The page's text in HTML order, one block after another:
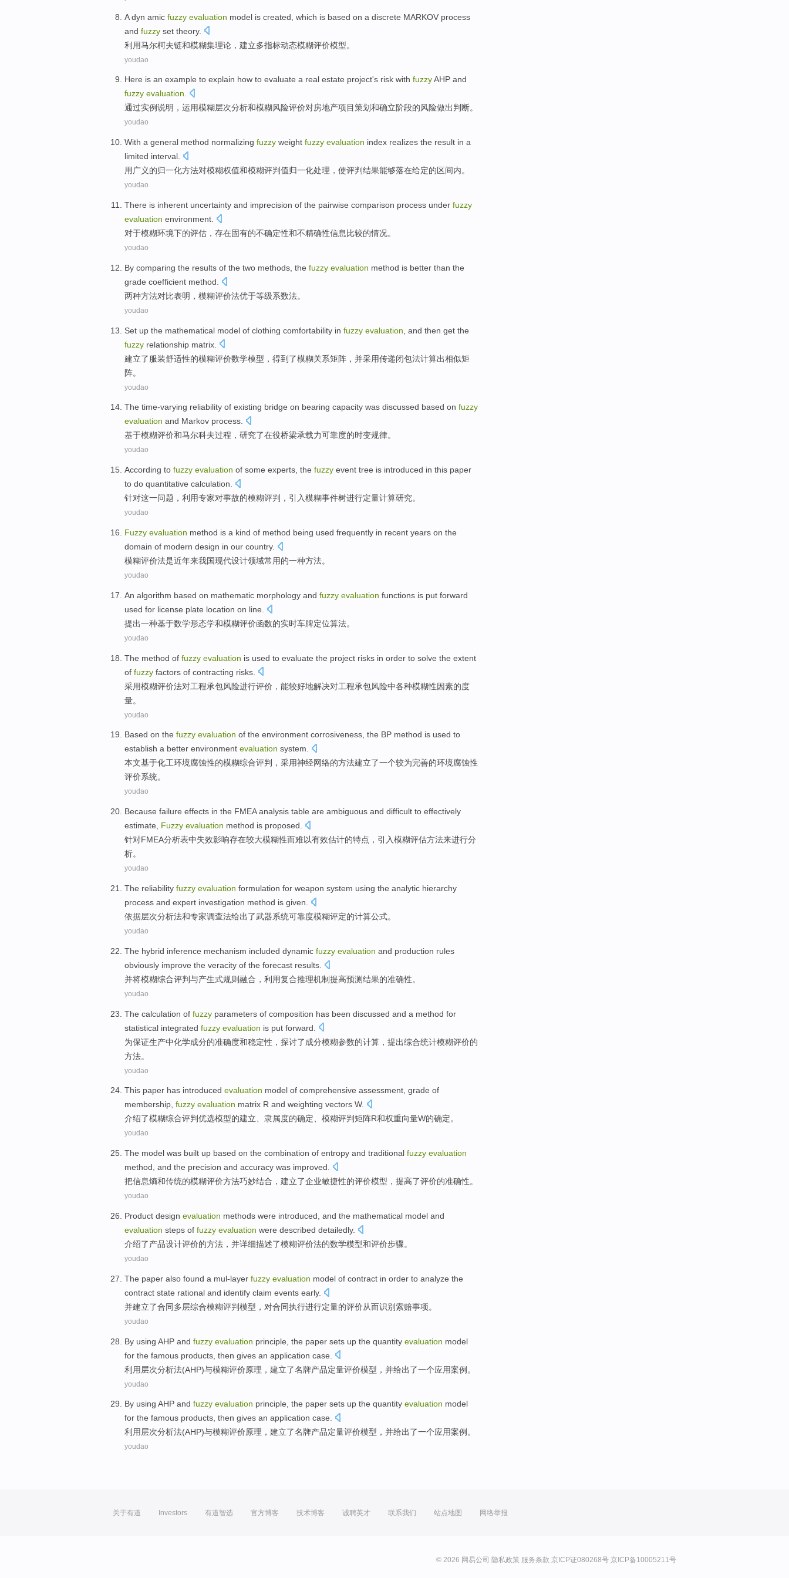
A dyn amic fuzzy evaluation model is created , which is based on a discrete MARKOV process
and fuzzy set theory.
利用马尔柯夫链和模糊集理论 ， 建立多指标动态模糊评价模型。
youdao
Here is an example to explain how to evaluate a real estate project's risk with fuzzyAHP and
fuzzy evaluation.
通过实例说明 ，运用模糊层次分析和模糊风险评价对房地产项目策划和确立阶段的风险做出判断。
youdao
With a general method normalizing fuzzy weight fuzzy evaluation index realizes the result in a
limited interval
用 广义的归一化方法对模糊权值和模糊评判值归一化处理，使评判结果能够落在给定的区间内。
youdao
There is inherent uncertainty and imprecision of the pairwise comparison process under fuzzy
evaluation environment
对于模糊环境下的评估， 存在固有的不确定性和不精确性信息 比较的情况。
youdao
By comparing the results of the two methods , the fuzzy evaluation method is better than the
grade coefficient method.
两种方法对比表明 ， 模糊评价法优于等级系数法。
youdao
Set up the mathematical model of clothing comfortability in fuzzy evaluation and then get the
fuzzy relationship matrix
建立了服装舒适性的模糊评价数学模型 ， 得到了模糊关系矩阵 ， 并采用传递闭包法计算出相似矩
阵。
youdao
The time-varying reliability of existing bridge on bearing capacity was discussed based on fuzzy
evaluation and Markov process.
基于模糊评价和马尔科夫过程， 研究了在役桥梁承载力可靠度的时变规律。
youdao
According to fuzzy evaluation of some experts , the fuzzy event tree is introduced in this paper
to do quantitative calculation
针对这一问题，利用专家对事故的模糊评判， 引入模糊事件树进行定量计算研究。
youdao
Fuzzy evaluation method is a kind of method being used frequently in recent years on the
domain of modern design in our country.
模糊评价法是近年来我国现代设计领域常用的一种方法。
youdao
An algorithm based on mathematic morphology and fuzzy evaluation functions is put forward
used for license plate location on line.
提出一种基于数学形态学和模糊评价函数的实时车牌定位算法。
youdao
The method of fuzzy evaluation is used to evaluate the project risks in order to solve the extent
of fuzzy factors of contracting risks
采用模糊评价法对工程承包风险进行评价 ， 能较好地解决对工程承包风险中各种模糊性因素的度
量。
youdao
Based on the fuzzy evaluation of the environment corrosiveness, the BP method is used to
establish a better environment evaluation system.
本文基于化工环境腐蚀性的模糊综合评判 ， 采用神经网络的方法建立了一个较为完善的环境腐蚀性
评价系统。
youdao
Because failure effects in the FMEA analysis table are ambiguous and difficult to effectively
estimate
Fuzzy evaluation method is proposed.
针对FMEA分析表中失效影响存在较大模糊性而难以有效估计的特点， 引入模糊评估方法来进行分
析。
youdao
The reliability fuzzy evaluation formulation for weapon system using the analytic hierarchy
process and expert investigation method is given
依据层次分析法和专家调查法给出了武器系统可靠度模糊评定的计算公式。
youdao
The hybrid inference mechanism included dynamic fuzzy evaluation and production rules
obviously improve the veracity of the forecast results
并将模糊综合评判与产生式规则融合 ， 利用复合推理机制提高预测结果的准确性。
youdao
The calculation of fuzzy parameters of composition has been discussed and a method for
statistical integrated fuzzy evaluation is put forward
为保证生产中化学成分的准确度和稳定性， 探讨了成分模糊参数的计算 ，提出综合统计模糊评价的
方法。
youdao
This paper has introduced evaluation model of comprehensive assessment, grade of
membership, fuzzy evaluation matrix R and weighting vectors W.
介绍了模糊综合评判优选模型的建立、 隶属度的确定、模糊评判矩阵R和权重向量W的确定。
youdao
The model was built up based on the combination of entropy and traditional fuzzy evaluation
method , and the precision and accuracy was improved
把信息熵和传统的模糊评价方法巧妙结合 ， 建立了企业敏捷性的评价模型 ， 提高了评价的准确性。
youdao
Product design evaluation methods were introduced and the mathematical model and
evaluation steps of fuzzy evaluation were described detailedly.
介绍了产品设计评价的方法 ， 并详细描述了模糊评价法的数学模型和评价步骤。
youdao
The paper also found a mul-layer fuzzy evaluation model of contract in order to analyze the
contract state rational and identify claim events early.
并建立了合同多层综合模糊评判模型 ，对合同执行进行定量的评价从而识别索赔事项。
youdao
By using AHP and fuzzy evaluation principle , the paper sets up the quantity evaluation model
for the famous products then gives an application case
利用层次分析法(AHP)与模糊评价原理 ， 建立了名牌产品定量评价模型 ， 并给出了一个应用案例。
youdao
By using AHP and fuzzy evaluation principle, the paper sets up the quantity evaluation model
for the famous products, then gives an application case.
利用层次分析法(AHP)与模糊评价原理 ， 建立了名牌产品定量评价模型 ， 并给出了一个应用案例 。
youdao
关于有道 Investors 有道智选 官方博客 技术博客 诚聘英才 联系我们 站点地图 网络举报
© 2026 网易公司 隐私政策 服务条款 京ICP证080268号 京ICP备10005211号